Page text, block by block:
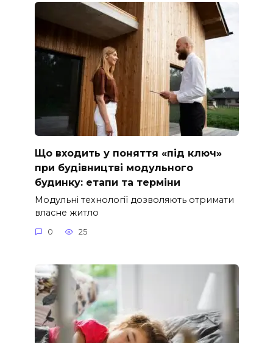
Що входить у поняття «під ключ»
при будівництві модульного
будинку: етапи та терміни
Модульні технології дозволяють отримати
власне житло
0 25